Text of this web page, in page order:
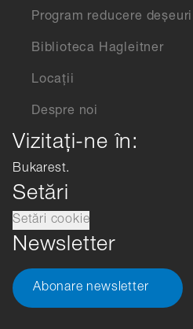
Program reducere deșeuri
Biblioteca Hagleitner
Locații
Despre noi
Vizitați-ne în:
Bukarest.
Setări
Setări cookie
Newsletter
Abonare newsletter